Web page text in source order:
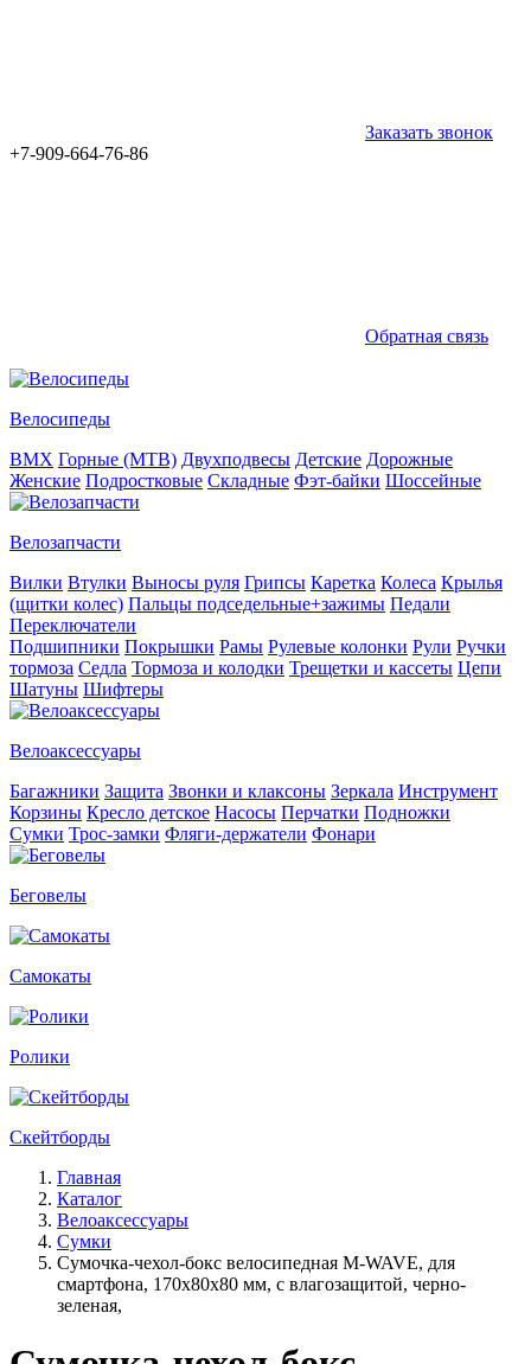
Заказать звонок
+7-909-664-76-86
Обратная связь
Велосипеды
BMX Горные (MTB) Двухподвесы Детские Дорожные
Женские Подростковые Складные Фэт-байки Шоссейные
Велозапчасти
Вилки Втулки Выносы руля Грипсы Каретка Колеса Крылья
(щитки колес) Пальцы подседельные+зажимы Педали
Переключатели
Подшипники Покрышки Рамы Рулевые колонки Рули Ручки
тормоза Седла Тормоза и колодки Трещетки и кассеты Цепи
Шатуны Шифтеры
Велоаксессуары
Багажники Защита Звонки и клаксоны Зеркала Инструмент
Корзины Кресло детское Насосы Перчатки Подножки
Сумки Трос-замки Фляги-держатели Фонари
Беговелы
Самокаты
Ролики
Скейтборды
Главная
Каталог
Велоаксессуары
Сумки
Сумочка-чехол-бокс велосипедная M-WAVE, для
смартфона, 170х80х80 мм, с влагозащитой, черно-
зеленая,